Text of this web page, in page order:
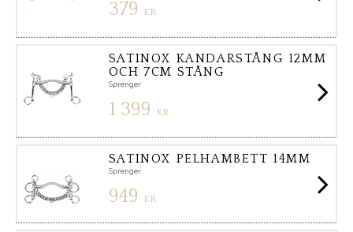
379 KR
SATINOX KANDARSTÅNG 12MM
OCH 7CM STÅNG
Sprenger
1 399 KR
SATINOX PELHAMBETT 14MM
Sprenger
949 KR